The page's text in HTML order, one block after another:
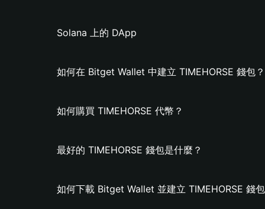
Solana 上的 DApp
如何在 Bitget Wallet 中建立 TIMEHORSE 錢包？
如何購買 TIMEHORSE 代幣？
最好的 TIMEHORSE 錢包是什麼？
如何下載 Bitget Wallet 並建立 TIMEHORSE 錢